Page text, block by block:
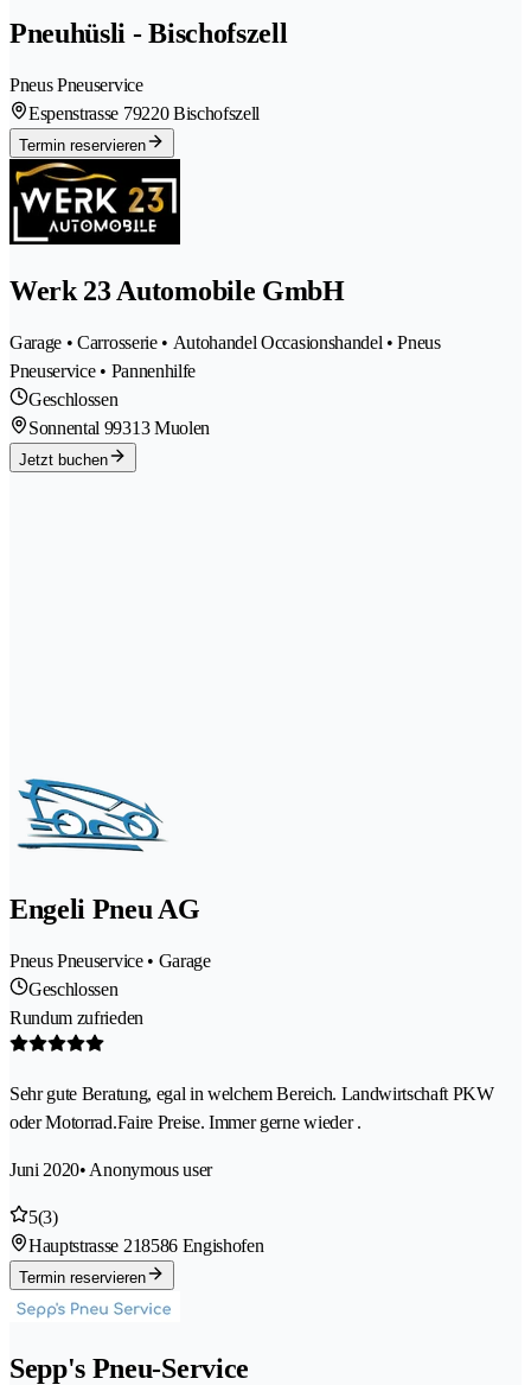
Pneuhüsli - Bischofszell
Pneus Pneuservice
Espenstrasse 79220 Bischofszell
Termin reservieren
Werk 23 Automobile GmbH
Garage • Carrosserie • Autohandel Occasionshandel • Pneus
Pneuservice • Pannenhilfe
Geschlossen
Sonnental 99313 Muolen
Jetzt buchen
Engeli Pneu AG
Pneus Pneuservice • Garage
Geschlossen
Rundum zufrieden
Sehr gute Beratung, egal in welchem Bereich. Landwirtschaft PKW
oder Motorrad.Faire Preise. Immer gerne wieder .
Juni 2020• Anonymous user
5(3)
Hauptstrasse 218586 Engishofen
Termin reservieren
Sepp's Pneu-Service